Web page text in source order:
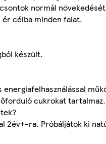
normál
ér célba minden falat.
készült.
cukrokat tartalmaz.
2év+-ra. Próbáljátok ki